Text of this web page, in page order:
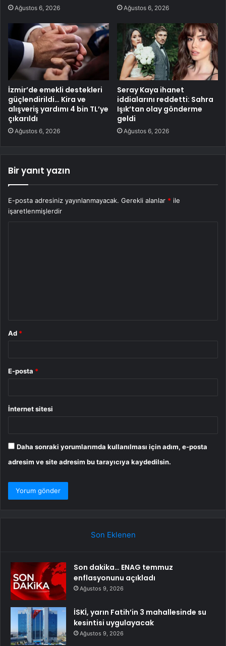
Ağustos 6, 2026 Ağustos 6, 2026
İzmir’de emekli destekleri
güçlendirildi… Kira ve
alışveriş yardımı 4 bin TL’ye
çıkarıldı
Ağustos 6, 2026
Seray Kaya ihanet
iddialarını reddetti: Sahra
Işık’tan olay gönderme
geldi
Ağustos 6, 2026
Bir yanıt yazın
E-posta adresiniz yayınlanmayacak. Gerekli alanlar * ile
işaretlenmişlerdir
Ad *
E-posta *
İnternet sitesi
Daha sonraki yorumlarımda kullanılması için adım, e-posta
adresim ve site adresim bu tarayıcıya kaydedilsin.
Son Eklenen
Son dakika… ENAG temmuz
enflasyonunu açıkladı
Ağustos 9, 2026
İSKİ, yarın Fatih’in 3 mahallesinde su
kesintisi uygulayacak
Ağustos 9, 2026